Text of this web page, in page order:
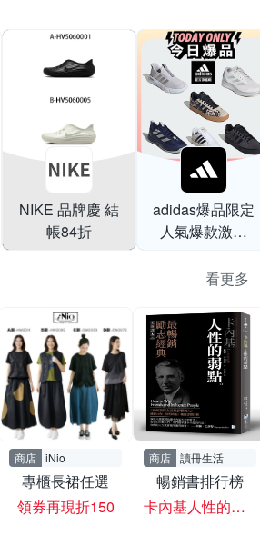
NIKE 品牌慶 結
帳84折
adidas爆品限定
人氣爆款激降
看更多
商店 iNio
專櫃長裙任選
領券再現折150
商店 讀冊生活
暢銷書排行榜
卡內基人性的弱點